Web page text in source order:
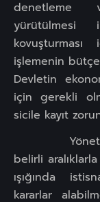
denetleme
işlemenin
Devletin
için gerekli
sicile kayıt
belirli
ışığında
kararlar